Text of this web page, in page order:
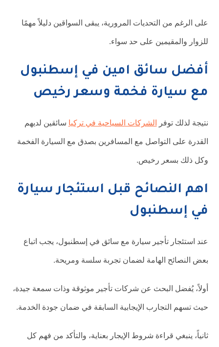
على الرغم من التحديات المرورية، يبقى السواقين دليلاً مهمًا
للزوار والمقيمين على حد سواء.
أفضل سائق امين في إسطنبول
مع سيارة فخمة وسعر رخيص
نتيجة لذلك توفر الشركات السياحية في تركيا سائقين لديهم
القدرة على التواصل مع المسافرين بصدق مع السيارة الفخمة
وكل ذلك بسعر رخيص.
اهم النصائح قبل استئجار سيارة
في إسطنبول
عند استئجار تأجير سيارة مع سائق في إسطنبول، يجب اتباع
بعض النصائح الهامة لضمان تجربة سلسة ومريحة.
أولاً، يُفضل البحث عن شركات تأجير موثوقة وذات سمعة جيدة،
حيث تسهم التجارب الإيجابية السابقة في ضمان جودة الخدمة.
ثانياً، ينبغي قراءة شروط الإيجار بعناية، والتأكد من فهم كل